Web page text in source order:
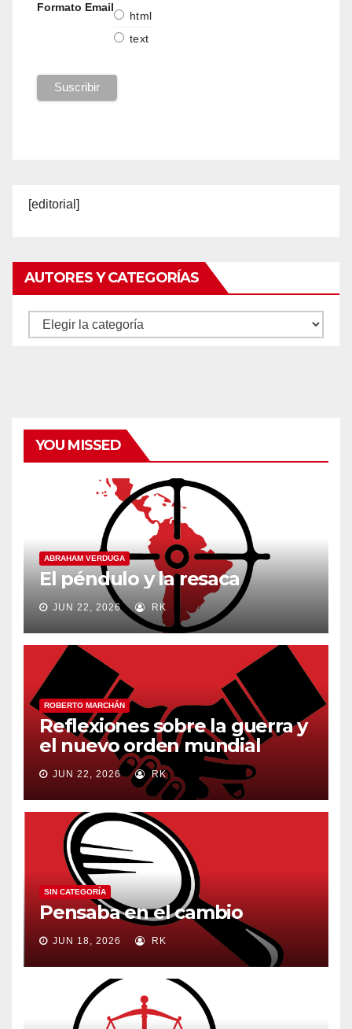
Formato Email
html
text
[editorial]
AUTORES Y CATEGORÍAS
Autores
YOU MISSED
ABRAHAM VERDUGA
El péndulo y la resaca
JUN 22, 2026 RK
ROBERTO MARCHÁN
Reflexiones sobre la guerra y
el nuevo orden mundial
JUN 22, 2026 RK
SIN CATEGORÍA
Pensaba en el cambio
JUN 18, 2026 RK